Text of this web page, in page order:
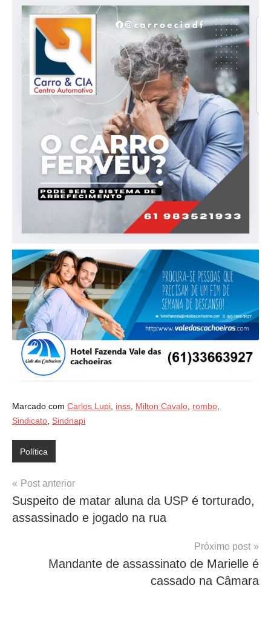
Marcado com Carlos Lupi, inss, Milton Cavalo, rombo,
Sindicato, Sindnapi
Política
Navegação
de
Post
Post anterior
Suspeito de matar aluna da USP é torturado,
assassinado e jogado na rua
Próximo post
Mandante de assassinato de Marielle é
cassado na Câmara